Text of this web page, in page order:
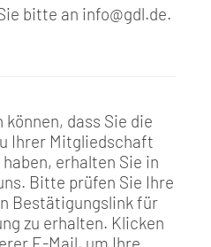
bitte an info@gdl.de.
dass Sie die
Ihrer Mitgliedschaft
erhalten Sie in
Bitte prüfen Sie Ihre
Bestätigungslink für
zu erhalten. Klicken